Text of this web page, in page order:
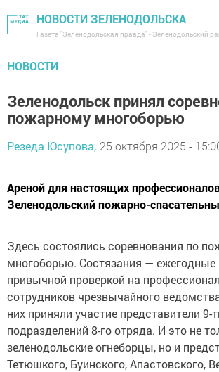
НОВОСТИ ЗЕЛЕНОДОЛЬСКА
Газета "Зеленодольская правда" - Зеленодольский
НОВОСТИ
Зеленодольск принял
пожарному многоборью
Резеда Юсупова, 25 октября 2025 -
Ареной для настоящих
Зеленодольский пожарно-
Здесь состоялись соревнования по
многоборью. Состязания — ежегодные
привычной проверкой на
сотрудников чрезвычайного
них приняли участие представители 9-
подразделений 8-го отряда. И это не
зеленодольские огнеборцы, но и
Тетюшкого, Буинского, Апастовского,